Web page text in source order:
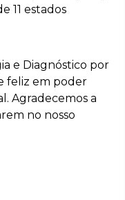
11 estados
e Diagnóstico por
feliz em poder
Agradecemos a
no nosso